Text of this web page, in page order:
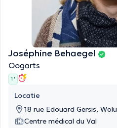
Joséphine Behaegel
Oogarts
1 '
Locatie
18 rue Edouard Gersis,
Centre médical du Val